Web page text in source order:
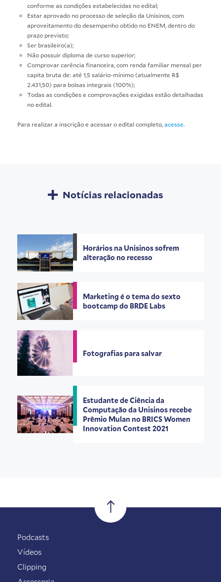
conforme as condições estabelecidas no edital;
Estar aprovado no processo de seleção da Unisinos, com
aproveitamento do desempenho obtido no ENEM, dentro do
prazo previsto;
Ser brasileiro(a);
Não possuir diploma de curso superior;
Comprovar carência financeira, com renda familiar mensal per
capita bruta de: até 1,5 salário-mínimo (atualmente R$
2.431,50) para bolsas integrais (100%);
Todas as condições e comprovações exigidas estão detalhadas
no edital.
Para realizar a inscrição e acessar o edital completo, acesse.
Notícias relacionadas
Horários na Unisinos sofrem
alteração no recesso
Marketing é o tema do sexto
bootcamp do BRDE Labs
Fotografias para salvar
Estudante de Ciência da
Computação da Unisinos recebe
Prêmio Mulan no BRICS Women
Innovation Contest 2021
Podcasts
Vídeos
Clipping